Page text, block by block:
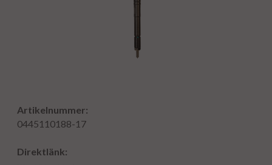
Artikelnummer:
0445110188-17
Direktlänk: